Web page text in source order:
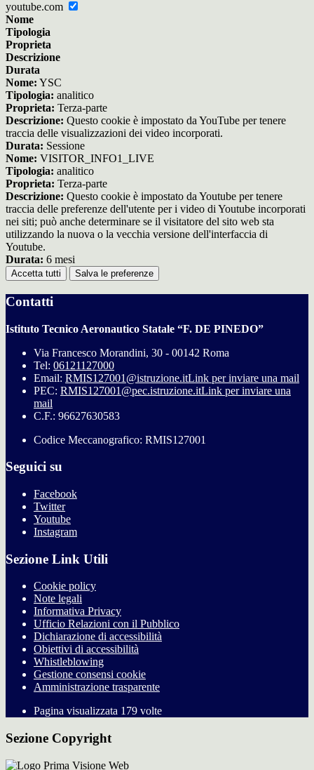
youtube.com
Nome
Tipologia
Proprieta
Descrizione
Durata
Nome: YSC
Tipologia: analitico
Proprieta: Terza-parte
Descrizione: Questo cookie è impostato da YouTube per tenere
traccia delle visualizzazioni dei video incorporati.
Durata: Sessione
Nome: VISITOR_INFO1_LIVE
Tipologia: analitico
Proprieta: Terza-parte
Descrizione: Questo cookie è impostato da Youtube per tenere
traccia delle preferenze dell'utente per i video di Youtube incorporati
nei siti; può anche determinare se il visitatore del sito web sta
utilizzando la nuova o la vecchia versione dell'interfaccia di
Youtube.
Durata: 6 mesi
Accetta tutti Salva le preferenze
Contatti
Istituto Tecnico Aeronautico Statale “F. DE PINEDO”
Via Francesco Morandini, 30 - 00142 Roma
Tel: 06121127000
Email: RMIS127001@istruzione.itLink per inviare una mail
PEC: RMIS127001@pec.istruzione.itLink per inviare una
mail
C.F.: 96627630583
Codice Meccanografico: RMIS127001
Seguici su
Facebook
Twitter
Youtube
Instagram
Sezione Link Utili
Cookie policy
Note legali
Informativa Privacy
Ufficio Relazioni con il Pubblico
Dichiarazione di accessibilità
Obiettivi di accessibilità
Whistleblowing
Gestione consensi cookie
Amministrazione trasparente
Pagina visualizzata 179 volte
Sezione Copyright